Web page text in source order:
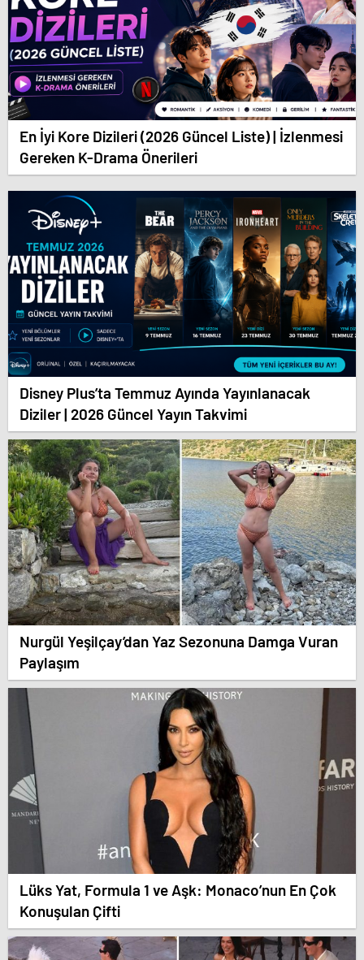
En İyi Kore Dizileri (2026 Güncel Liste) | İzlenmesi
Gereken K-Drama Önerileri
Disney Plus’ta Temmuz Ayında Yayınlanacak
Diziler | 2026 Güncel Yayın Takvimi
Nurgül Yeşilçay’dan Yaz Sezonuna Damga Vuran
Paylaşım
Lüks Yat, Formula 1 ve Aşk: Monaco’nun En Çok
Konuşulan Çifti